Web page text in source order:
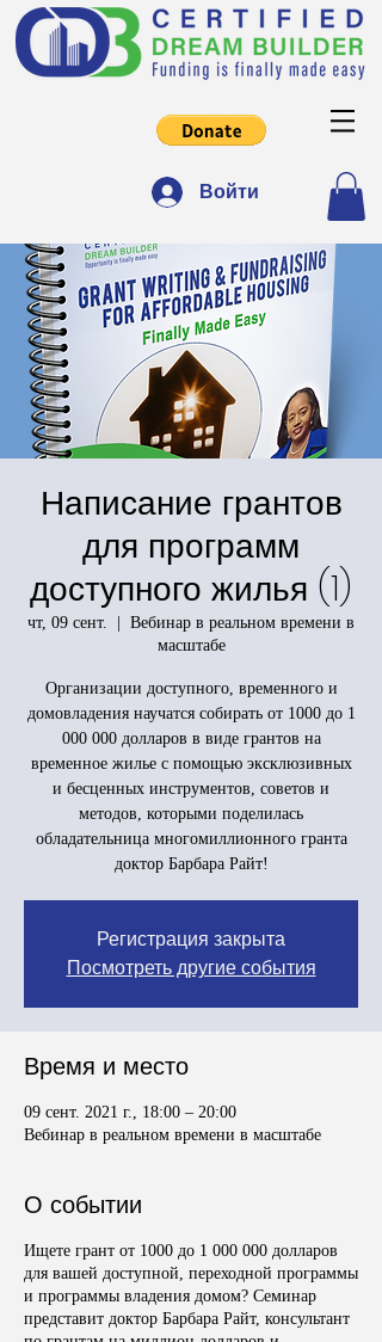
Войти
Написание грантов
для программ
доступного жилья (1)
чт, 09 сент.
  |
Вебинар в реальном времени в
масштабе
Организации доступного, временного и
домовладения научатся собирать от 1000 до 1
000 000 долларов в виде грантов на
временное жилье с помощью эксклюзивных
и бесценных инструментов, советов и
методов, которыми поделилась
обладательница многомиллионного гранта
доктор Барбара Райт!
Регистрация закрыта
Посмотреть другие события
Время и место
09 сент. 2021 г., 18:00 – 20:00
Вебинар в реальном времени в масштабе
О событии
Ищете грант от 1000 до 1 000 000 долларов
для вашей доступной, переходной программы
и программы владения домом? Семинар
представит доктор Барбара Райт, консультант